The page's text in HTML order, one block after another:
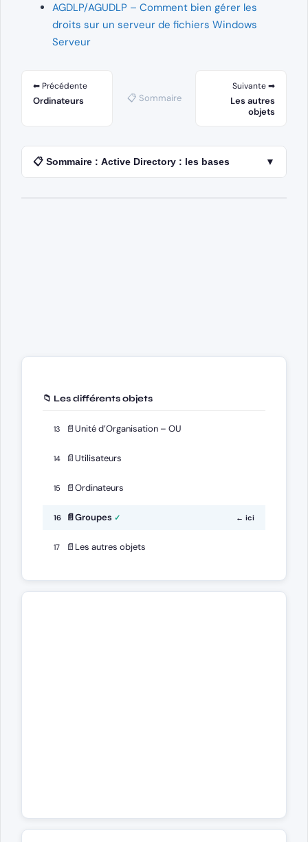
AGDLP/AGUDLP – Comment bien gérer les
droits sur un serveur de fichiers Windows
Serveur
⬅ Précédente
Ordinateurs 📋 Sommaire
Suivante ➡
Les autres
objets
📋 Sommaire : Active Directory : les bases ▼
📁 Les différents objets
13 📄Unité d’Organisation – OU
14 📄Utilisateurs
15 📄Ordinateurs
16 📄Groupes ← ici
17 📄 Les autres objets